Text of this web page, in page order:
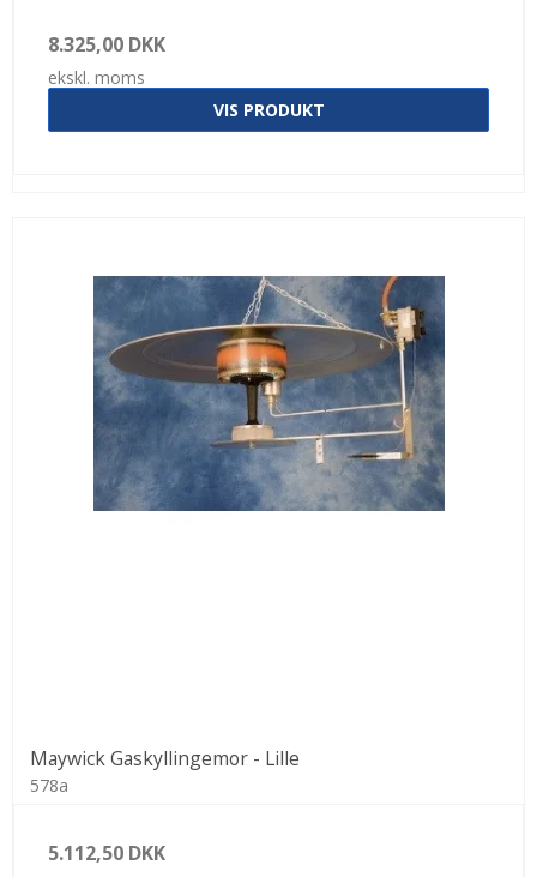
8.325,00 DKK
ekskl. moms
VIS PRODUKT
Maywick Gaskyllingemor - Lille
578a
5.112,50 DKK